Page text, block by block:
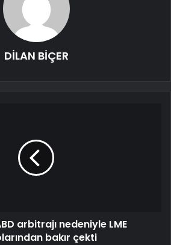
DİLAN BİÇER
arbitrajı nedeniyle LME
bakır çekti